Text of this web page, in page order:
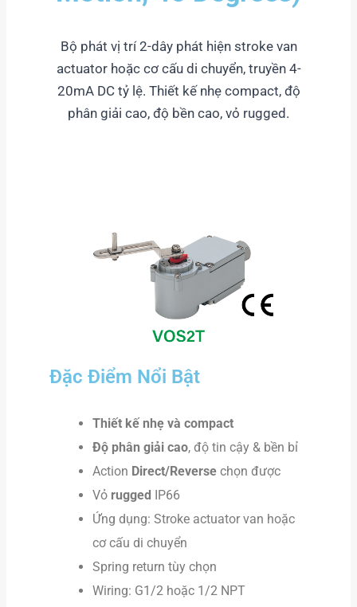
Bộ phát vị trí 2-dây phát hiện stroke van
actuator hoặc cơ cấu di chuyển, truyền 4-
20mA DC tỷ lệ. Thiết kế nhẹ compact, độ
phân giải cao, độ bền cao, vỏ rugged.
Đặc Điểm Nổi Bật
Thiết kế nhẹ và compact
Độ phân giải cao, độ tin cậy & bền bỉ
Action Direct/Reverse chọn được
Vỏ rugged IP66
Ứng dụng: Stroke actuator van hoặc
cơ cấu di chuyển
Spring return tùy chọn
Wiring: G1/2 hoặc 1/2 NPT